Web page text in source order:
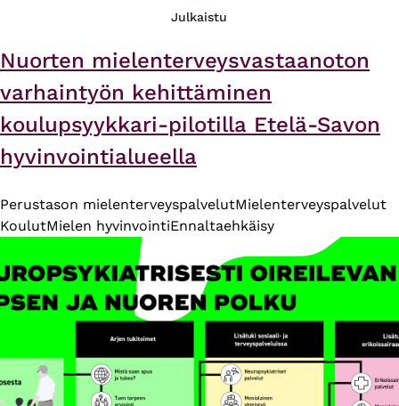
Julkaistu
Nuorten mielenterveysvastaanoton
varhaintyön kehittäminen
koulupsyykkari-pilotilla Etelä-Savon
hyvinvointialueella
Perustason mielenterveyspalvelutMielenterveyspalvelut
KoulutMielen hyvinvointiEnnaltaehkäisy